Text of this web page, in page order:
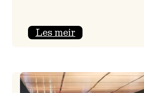
Les meir:
–
3.